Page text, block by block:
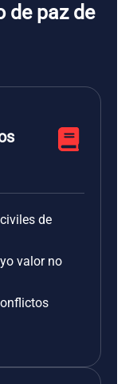
de paz de
de
valor no